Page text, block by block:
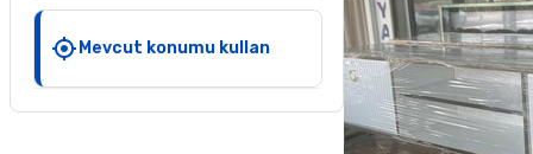
Mevcut konumu kullan